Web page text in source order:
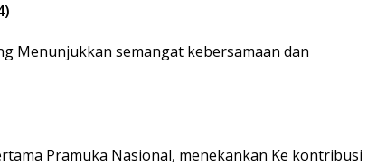
Menunjukkan semangat kebersamaan dan
Pramuka Nasional, menekankan Ke kontribusi